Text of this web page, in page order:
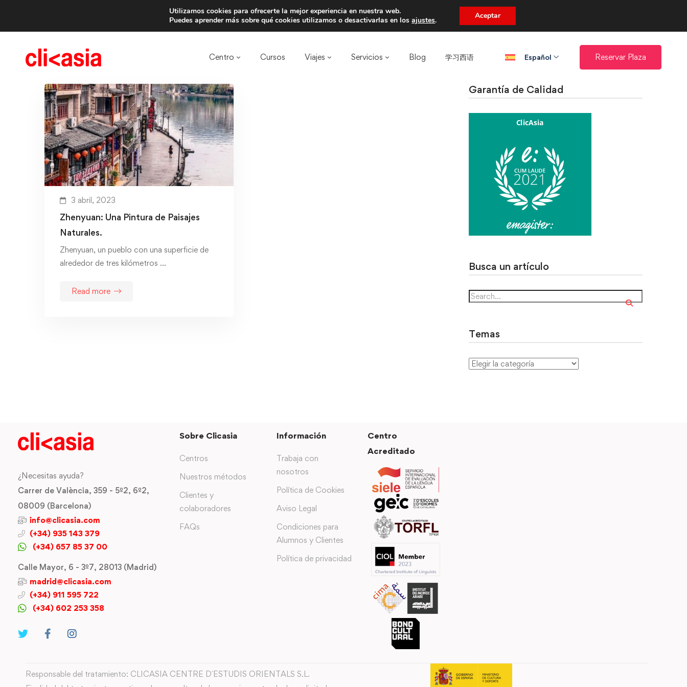
Trae a un amigo y llevaos un total de 75€ de descuento.
Centro Cursos Viajes Servicios Blog 学习西语​ Español Reservar Plaza
3 abril, 2023
Zhenyuan: Una Pintura de Paisajes
Naturales.
Zhenyuan, un pueblo con una superficie de
alrededor de tres kilómetros …
Read more
Garantía de Calidad
Busca un artículo
Temas
¿Necesitas ayuda?
Carrer de València, 359 - 5º2, 6º2,
08009 (Barcelona)
info@clicasia.com
(+34) 935 143 379
(+34) 657 85 37 00
Calle Mayor, 6 - 3º7, 28013 (Madrid)
madrid@clicasia.com
(+34) 911 595 722
(+34) 602 253 358
Sobre Clicasia
Centros
Nuestros métodos
Clientes y
colaboradores
FAQs
Información
Trabaja con
nosotros
Política de Cookies
Aviso Legal
Condiciones para
Alumnos y Clientes
Política de privacidad
Centro
Acreditado
Responsable del tratamiento: CLICASIA CENTRE D´ESTUDIS ORIENTALS S.L.
Utilizamos cookies para ofrecerte la mejor experiencia en nuestra web.
Puedes aprender más sobre qué cookies utilizamos o desactivarlas en losajustes. Aceptar